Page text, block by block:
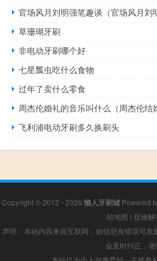
官场风月刘明强笔趣谈（官场风月刘
草珊瑚牙刷
非电动牙刷哪个好
七星瓢虫吃什么食物
过年了卖什么零食
周杰伦婚礼的音乐叫什么（周杰伦结
飞利浦电动牙刷多久换刷头
Copyright © 2012 - 2026 懒人牙刷城 Powered
站地图 | 疑难解
声明：本站内容来自互联网，如信息有错误可
会及时纠正，谢